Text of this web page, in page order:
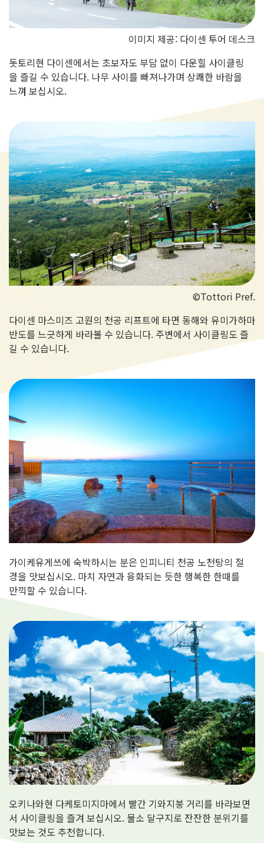
이미지 제공: 다이센 투어 데스크
돗토리현 다이센에서는 초보자도 부담 없이 다운힐 사이클링
을 즐길 수 있습니다. 나무 사이를 빠져나가며 상쾌한 바람을
느껴 보십시오.
©Tottori Pref.
다이센 마스미즈 고원의 천공 리프트에 타면 동해와 유미가하마
반도를 느긋하게 바라볼 수 있습니다. 주변에서 사이클링도 즐
길 수 있습니다.
가이케유게쓰에 숙박하시는 분은 인피니티 천공 노천탕의 절
경을 맛보십시오. 마치 자연과 융화되는 듯한 행복한 한때를
만끽할 수 있습니다.
오키나와현 다케토미지마에서 빨간 기와지붕 거리를 바라보면
서 사이클링을 즐겨 보십시오. 물소 달구지로 잔잔한 분위기를
맛보는 것도 추천합니다.